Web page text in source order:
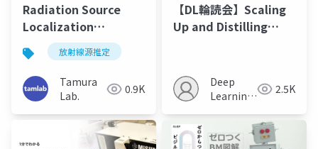
Radiation Source
Localization
Considering
Shielding Effect of
Structures using 3D
Object Recognition
(SII2024)
放射線源推定
Tamura
Lab.
0.9K
【DL輪読会】Scaling
Up and Distilling
Acquisition
Deep
Learning
2.5K